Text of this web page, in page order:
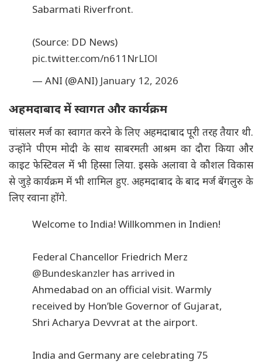
Sabarmati Riverfront.
(Source: DD News)
pic.twitter.com/n611NrLIOl
— ANI (@ANI) January 12, 2026
अहमदाबाद में स्वागत और कार्यक्रम
चांसलर मर्ज का स्वागत करने के लिए अहमदाबाद पूरी तरह तैयार थी.
उन्होंने पीएम मोदी के साथ साबरमती आश्रम का दौरा किया और
काइट फेस्टिवल में भी हिस्सा लिया. इसके अलावा वे कौशल विकास
से जुड़े कार्यक्रम में भी शामिल हुए. अहमदाबाद के बाद मर्ज बेंगलुरु के
लिए रवाना होंगे.
Welcome to India! Willkommen in Indien!
Federal Chancellor Friedrich Merz
@Bundeskanzler has arrived in
Ahmedabad on an official visit. Warmly
received by Hon’ble Governor of Gujarat,
Shri Acharya Devvrat at the airport.
India and Germany are celebrating 75